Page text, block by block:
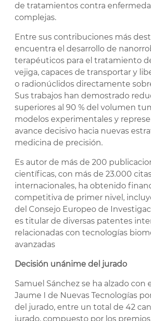
de tratamientos contra
complejas.
Entre sus contribuciones más
encuentra el desarrollo de
terapéuticos para el tratamiento
vejiga, capaces de transportar y
o radionúclidos directamente
Sus trabajos han demostrado
superiores al 90 % del volumen
modelos experimentales y
avance decisivo hacia nuevas
medicina de precisión.
Es autor de más de 200
científicas, con más de 23.000
internacionales, ha obtenido
competitiva de primer nivel,
del Consejo Europeo de
es titular de diversas patentes
relacionadas con tecnologías
avanzadas
Decisión unánime del jurado
Samuel Sánchez se ha alzado con
Jaume I de Nuevas Tecnologías
del jurado, entre un total de 42
jurado, compuesto por los